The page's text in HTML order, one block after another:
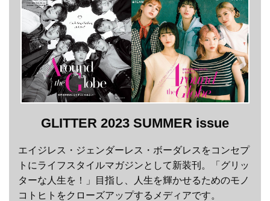
GLITTER 2023 SUMMER issue
エイジレス・ジェンダーレス・ボーダレスをコンセプ
トにライフスタイルマガジンとして新装刊。「グリッ
ターな人生を！」目指し、人生を輝かせるためのモノ
コトヒトをクローズアップするメディアです。